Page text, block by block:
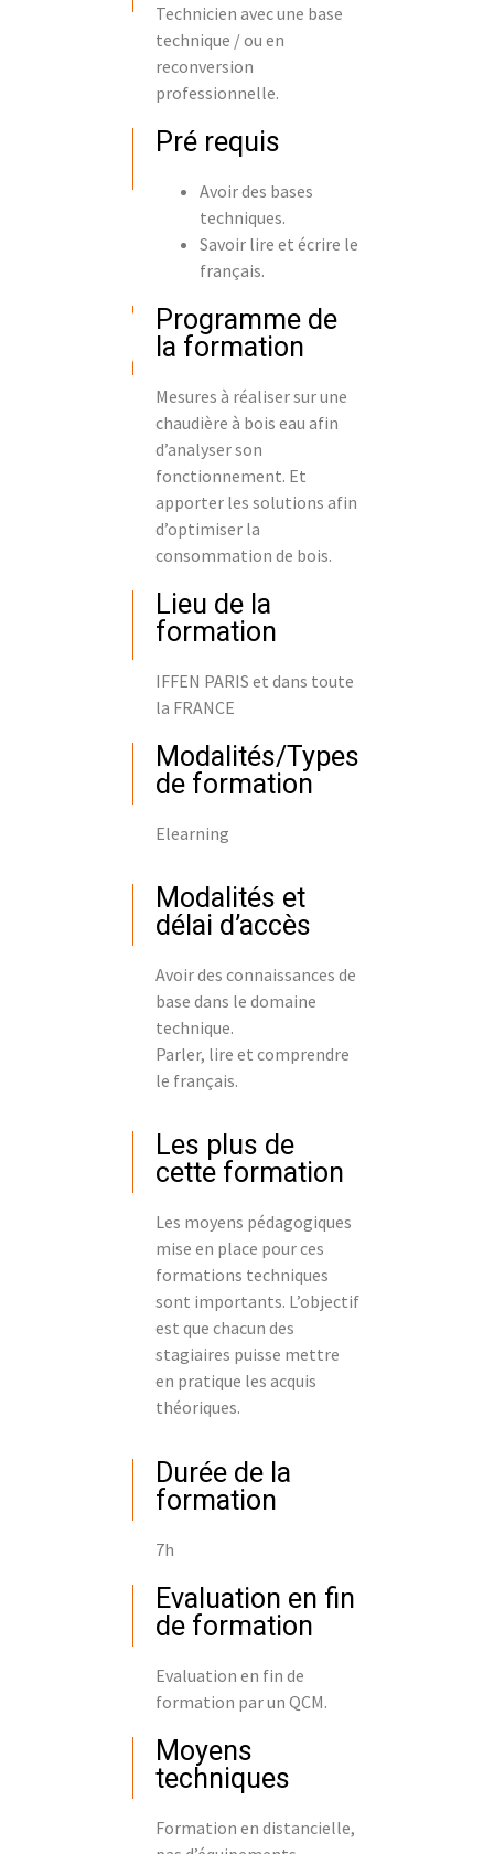
Technicien avec une base
technique / ou en
reconversion
professionnelle.
Pré requis
Avoir des bases
techniques.
Savoir lire et écrire le
français.
Programme de
la formation
Mesures à réaliser sur une
chaudière à bois eau afin
d’analyser son
fonctionnement. Et
apporter les solutions afin
d’optimiser la
consommation de bois.
Lieu de la
formation
IFFEN PARIS et dans toute
la FRANCE
Modalités/Types
de formation
Elearning
Modalités et
délai d’accès
Avoir des connaissances de
base dans le domaine
technique.
Parler, lire et comprendre
le français.
Les plus de
cette formation
Les moyens pédagogiques
mise en place pour ces
formations techniques
sont importants. L’objectif
est que chacun des
stagiaires puisse mettre
en pratique les acquis
théoriques.
Durée de la
formation
7h
Evaluation en fin
de formation
Evaluation en fin de
formation par un QCM.
Moyens
techniques
Formation en distancielle,